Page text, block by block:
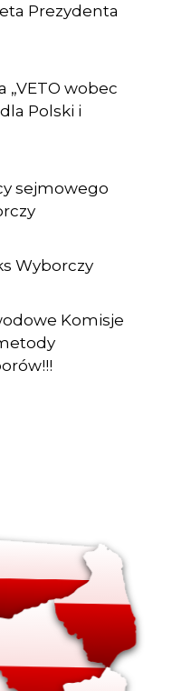
Prezydenta
„VETO wobec
Polski i
sejmowego
Wyborczy
Komisje